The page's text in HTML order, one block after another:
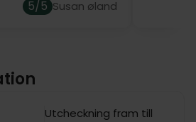
5/5 Susan øland
Utcheckning fram till